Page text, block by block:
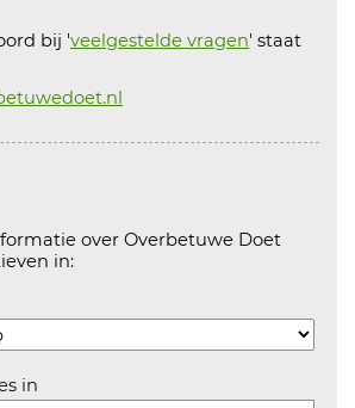
bij 'veelgestelde vragen' staat
over Overbetuwe Doet
in:Aanvinken om informatie over
in